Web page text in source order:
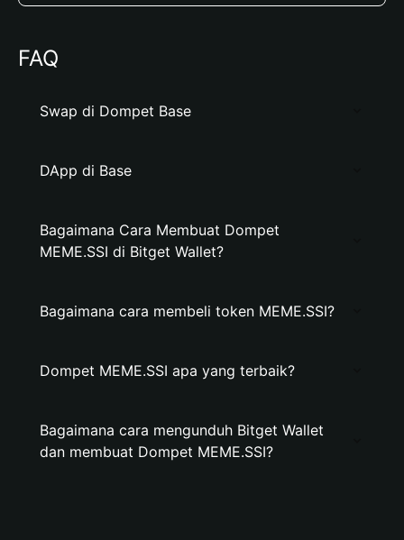
FAQ
Swap di Dompet Base
DApp di Base
Bagaimana Cara Membuat Dompet
MEME.SSI di Bitget Wallet?
Bagaimana cara membeli token MEME.SSI?
Dompet MEME.SSI apa yang terbaik?
Bagaimana cara mengunduh Bitget Wallet
dan membuat Dompet MEME.SSI?